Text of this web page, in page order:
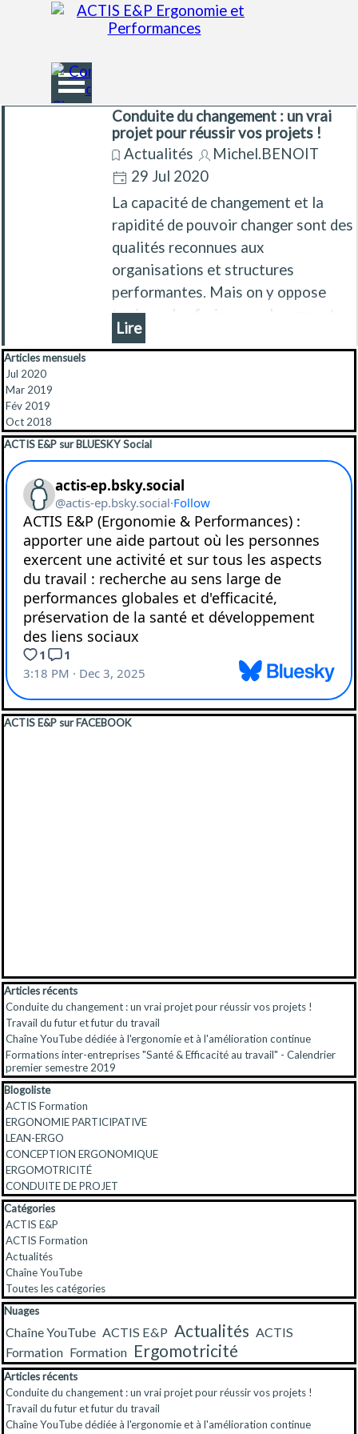
Aller au contenu
Sauter le menu
Conduite du changement : un vrai
projet pour réussir vos projets !
Actualités
Michel.BENOIT
29 Jul 2020
La capacité de changement et la
rapidité de pouvoir changer sont des
qualités reconnues aux
organisations et structures
performantes. Mais on y oppose
toujours les freins aux changments,
des difficultés à faire évoluer les
solutions à mettre en place ?
Lire
Sauter le bloc Articles mensuels
Articles mensuels
Jul 2020
Mar 2019
Fév 2019
Oct 2018
Sauter le bloc ACTIS E&P sur BLUESKY Social
ACTIS E&P sur BLUESKY Social
Sauter le bloc ACTIS E&P sur FACEBOOK
ACTIS E&P sur FACEBOOK
Sauter le bloc Articles récents
Articles récents
Conduite du changement : un vrai projet pour réussir vos projets !
Travail du futur et futur du travail
Chaîne YouTube dédiée à l'ergonomie et à l'amélioration continue
Formations inter-entreprises "Santé & Efficacité au travail" - Calendrier
premier semestre 2019
Sauter le bloc Blogoliste
Blogoliste
ACTIS Formation
ERGONOMIE PARTICIPATIVE
LEAN-ERGO
CONCEPTION ERGONOMIQUE
ERGOMOTRICITÉ
CONDUITE DE PROJET
Sauter le bloc Catégories
Catégories
ACTIS E&P
ACTIS Formation
Actualités
Chaîne YouTube
Toutes les catégories
Sauter le bloc Nuages
Nuages
Chaîne YouTube ACTIS E&P Actualités ACTIS
Formation Formation Ergomotricité
Sauter le bloc Articles récents
Articles récents
Conduite du changement : un vrai projet pour réussir vos projets !
Travail du futur et futur du travail
Chaîne YouTube dédiée à l'ergonomie et à l'amélioration continue